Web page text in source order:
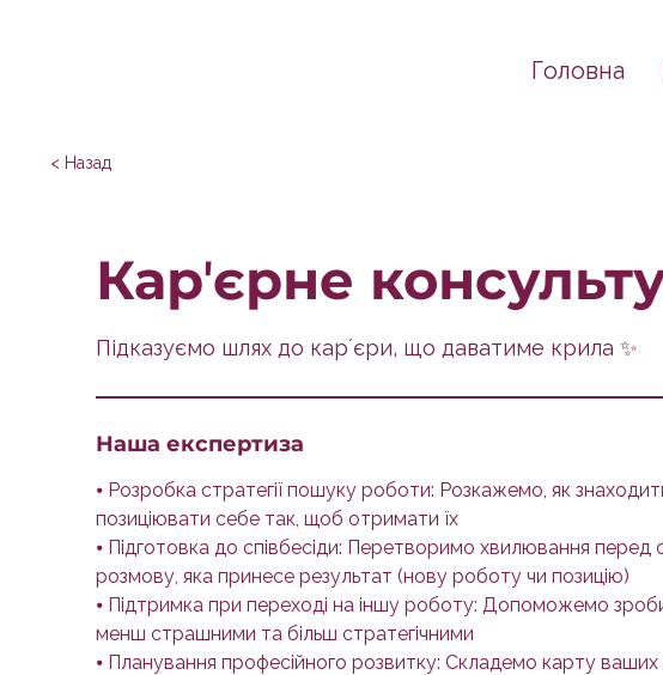
Головна
< Назад
Карʼєрне
Підказуємо шлях до карʼєри, що даватиме крила ✨
Наша експертиза
⦁ Розробка стратегії пошуку роботи: Розкажемо, як
позиціювати себе так, щоб отримати їх
⦁ Підготовка до співбесіди: Перетворимо хвилювання перед
розмову, яка принесе результат (нову роботу чи позицію)
⦁ Підтримка при переході на іншу роботу: Допоможемо
менш страшними та більш стратегічними
⦁ Планування професійного розвитку: Складемо карту ваших